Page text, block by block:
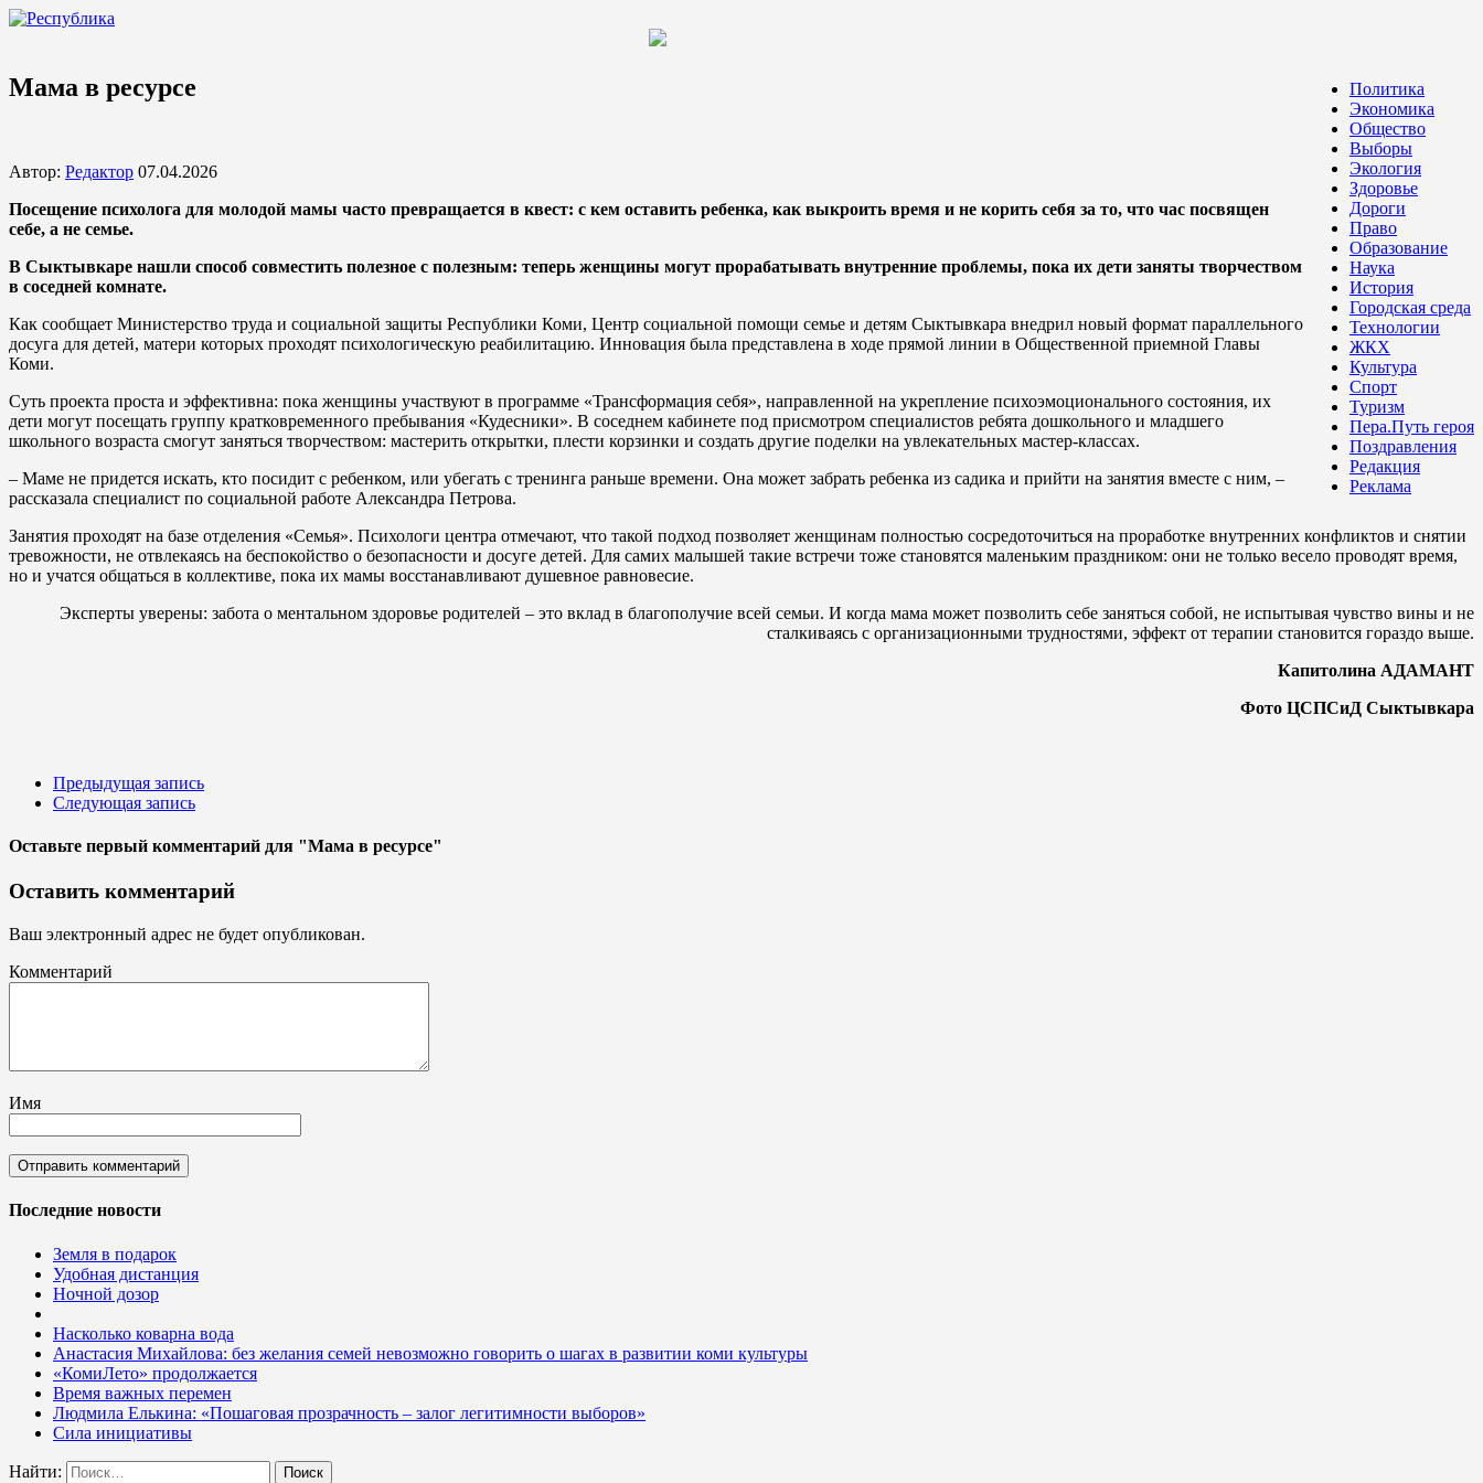
Политика
Экономика
Общество
Выборы
Экология
Здоровье
Дороги
Право
Образование
Наука
История
Городская среда
Технологии
ЖКХ
Культура
Спорт
Туризм
Пера.Путь героя
Поздравления
Редакция
Реклама
Мама в ресурсе
Автор: Редактор 07.04.2026
Посещение психолога для молодой мамы часто превращается в квест: с кем оставить ребенка, как выкроить время и не корить себя за то, что час посвящен
себе, а не семье.
В Сыктывкаре нашли способ совместить полезное с полезным: теперь женщины могут прорабатывать внутренние проблемы, пока их дети заняты творчеством
в соседней комнате.
Как сообщает Министерство труда и социальной защиты Республики Коми, Центр социальной помощи семье и детям Сыктывкара внедрил новый формат параллельного
досуга для детей, матери которых проходят психологическую реабилитацию. Инновация была представлена в ходе прямой линии в Общественной приемной Главы
Коми.
Суть проекта проста и эффективна: пока женщины участвуют в программе «Трансформация себя», направленной на укрепление психоэмоционального состояния, их
дети могут посещать группу кратковременного пребывания «Кудесники». В соседнем кабинете под присмотром специалистов ребята дошкольного и младшего
школьного возраста смогут заняться творчеством: мастерить открытки, плести корзинки и создать другие поделки на увлекательных мастер-классах.
– Маме не придется искать, кто посидит с ребенком, или убегать с тренинга раньше времени. Она может забрать ребенка из садика и прийти на занятия вместе с ним, –
рассказала специалист по социальной работе Александра Петрова.
Занятия проходят на базе отделения «Семья». Психологи центра отмечают, что такой подход позволяет женщинам полностью сосредоточиться на проработке внутренних конфликтов и снятии
тревожности, не отвлекаясь на беспокойство о безопасности и досуге детей. Для самих малышей такие встречи тоже становятся маленьким праздником: они не только весело проводят время,
но и учатся общаться в коллективе, пока их мамы восстанавливают душевное равновесие.
Эксперты уверены: забота о ментальном здоровье родителей – это вклад в благополучие всей семьи. И когда мама может позволить себе заняться собой, не испытывая чувство вины и не
сталкиваясь с организационными трудностями, эффект от терапии становится гораздо выше.
Капитолина АДАМАНТ
Фото ЦСПСиД Сыктывкара
Предыдущая запись
Следующая запись
Оставьте первый комментарий для "Мама в ресурсе"
Оставить комментарий
Ваш электронный адрес не будет опубликован.
Комментарий
Имя
Последние новости
Земля в подарок
Удобная дистанция
Ночной дозор
Насколько коварна вода
Анастасия Михайлова: без желания семей невозможно говорить о шагах в развитии коми культуры
«КомиЛето» продолжается
Время важных перемен
Людмила Елькина: «Пошаговая прозрачность – залог легитимности выборов»
Сила инициативы
Найти: